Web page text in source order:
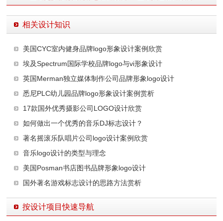
相关设计知识
美国CYC室内健身品牌logo形象设计案例欣赏
埃及Spectrum国际学校品牌logo与vi形象设计
英国Merman独立媒体制作公司品牌形象logo设计
悉尼PLC幼儿园品牌logo形象设计案例赏析
17款国外优秀摄影公司LOGO设计欣赏
如何做出一个优秀的音乐DJ标志设计？
著名摇滚乐队唱片公司logo设计案例欣赏
音乐logo设计的类型与理念
美国Posman书店图书品牌形象logo设计
国外著名游戏标志设计的思路方法赏析
按设计项目快速导航